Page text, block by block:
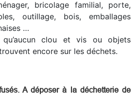
bricolage familial, porte,
outillage, bois, emballages
…
qu’aucun clou et vis ou objets
encore sur les déchets.
A déposer à la déchetterie de